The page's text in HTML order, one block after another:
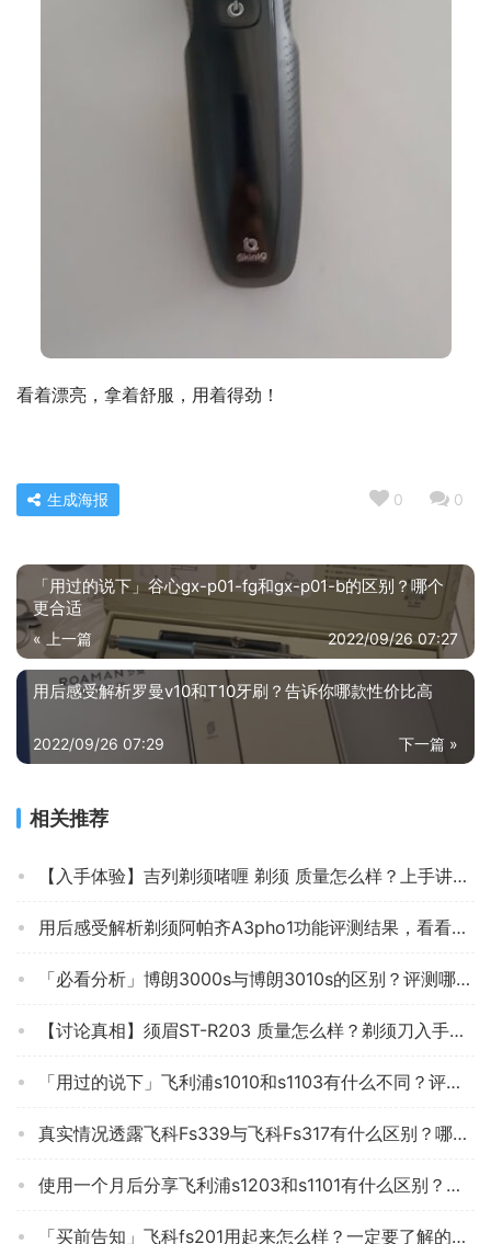
看着漂亮，拿着舒服，用着得劲！
0 0
生成海报
「用过的说下」谷心gx-p01-fg和gx-p01-b的区别？哪个
更合适
« 上一篇 2022/09/26 07:27
用后感受解析罗曼v10和T10牙刷？告诉你哪款性价比高
下一篇 »
2022/09/26 07:29
相关推荐
【入手体验】吉列剃须啫喱 剃须 质量怎么样？上手讲真相？ 评测分析好吗？
用后感受解析剃须阿帕齐A3pho1功能评测结果，看看买家怎么样评价的
「必看分析」博朗3000s与博朗3010s的区别？评测哪一款功能更强大
【讨论真相】须眉ST-R203 质量怎么样？剃须刀入手评测到底要不要买！
「用过的说下」飞利浦s1010和s1103有什么不同？评测哪款值得买
真实情况透露飞科Fs339与飞科Fs317有什么区别？哪款性价比更好
使用一个月后分享飞利浦s1203和s1101有什么区别？哪款性价比更好
「买前告知」飞科fs201用起来怎么样？一定要了解的评测情况